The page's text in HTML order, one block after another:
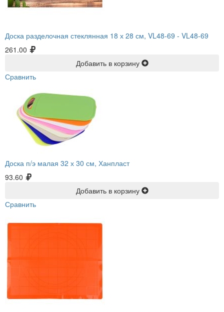
Доска разделочная стеклянная 18 х 28 см, VL48-69 - VL48-69
261.00
Добавить в корзину
Сравнить
Доска п/э малая 32 х 30 см, Ханпласт
93.60
Добавить в корзину
Сравнить